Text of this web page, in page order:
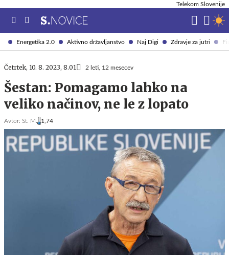
Energetika 2.0 Aktivno državljanstvo Naj Digi Zdravje za jutri
Telekom Slovenije
Četrtek, 10. 8. 2023, 8.01 2 leti, 12 mesecev
Šestan: Pomagamo lahko na
veliko načinov, ne le z lopato
Avtor: St. M. 1,74